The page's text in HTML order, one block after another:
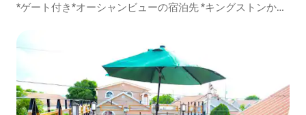
*ゲート付き*オーシャンビューの宿泊先 *キングストンから